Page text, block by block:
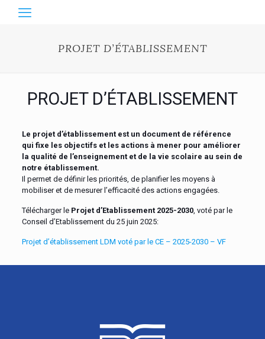
PROJET D’ÉTABLISSEMENT
PROJET D’ÉTABLISSEMENT
Le projet d’établissement est un document de référence
qui fixe les objectifs et les actions à mener pour améliorer
la qualité de l’enseignement et de la vie scolaire au sein de
notre établissement.
Il permet de définir les priorités, de planifier les moyens à
mobiliser et de mesurer l’efficacité des actions engagées.
Télécharger leProjet d’Etablissement 2025-2030, voté par le
Conseil d’Etablissement du 25 juin 2025:
Projet d’établissement LDM voté par le CE – 2025-2030 – VF